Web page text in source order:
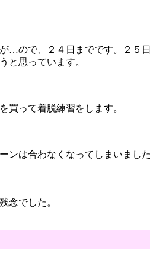
…ので、２４日までです。２５
と思っています。
買って着脱練習をします。
は合わなくなってしまいまし
念でした。